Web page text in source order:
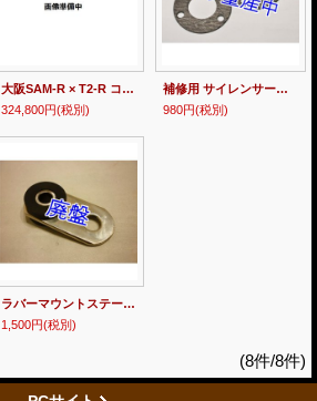
大阪SAM-R × T2-R コラボ RZ250用 ステンレス クロスチャンバー 【 STREET 】
324,800円(税別)
補修用 サイレンサーガスケット 60mm [2個1セット]
980円(税別)
ラバーマウントステー 【 ステンレス 】
1,500円(税別)
(8件/8件)